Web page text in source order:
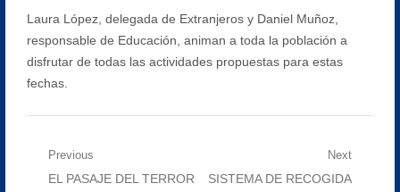
Laura López, delegada de Extranjeros y Daniel Muñoz,
responsable de Educación, animan a toda la población a
disfrutar de todas las actividades propuestas para estas
fechas.
Navegación
Previous
Previous
EL PASAJE DEL TERROR
Next
Next
SISTEMA DE RECOGIDA